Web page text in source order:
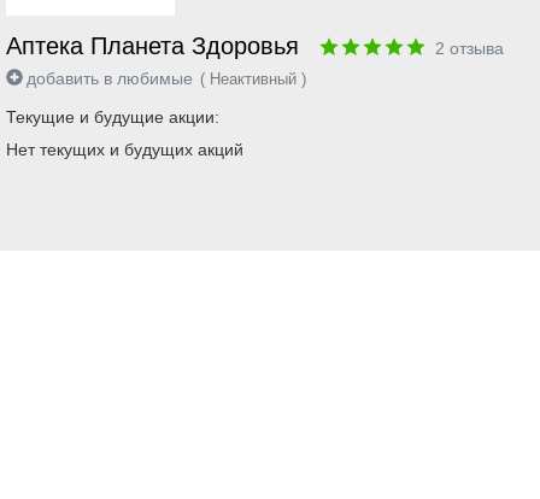
Аптека Планета Здоровья 2 отзыва
добавить в любимые ( Неактивный )
Текущие и будущие акции:
Нет текущих и будущих акций